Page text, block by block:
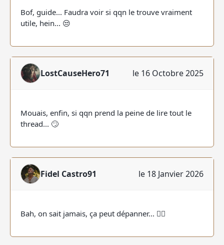
Bof, guide... Faudra voir si qqn le trouve vraiment
utile, hein... 😒
LostCauseHero71 le 16 Octobre 2025
Mouais, enfin, si qqn prend la peine de lire tout le
thread... 🙄
Fidel Castro91 le 18 Janvier 2026
Bah, on sait jamais, ça peut dépanner... 🤷‍♂️